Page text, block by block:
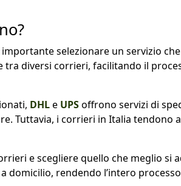
selezionare un servizio
tra diversi corrieri, facilitando il
DHLe UPSoffrono servizi di
Tuttavia, i corrieri in Italia tendono
e scegliere quello che meglio si
domicilio, rendendo l’intero